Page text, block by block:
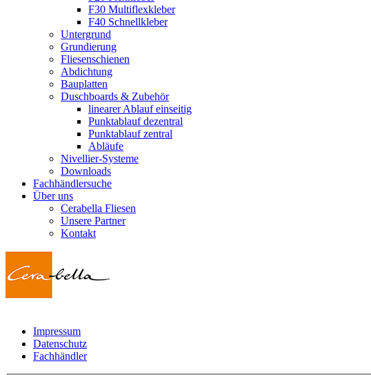
F30 Multiflexkleber
F40 Schnellkleber
Untergrund
Grundierung
Fliesenschienen
Abdichtung
Bauplatten
Duschboards & Zubehör
linearer Ablauf einseitig
Punktablauf dezentral
Punktablauf zentral
Abläufe
Nivellier-Systeme
Downloads
Fachhändlersuche
Über uns
Cerabella Fliesen
Unsere Partner
Kontakt
Impressum
Datenschutz
Fachhändler